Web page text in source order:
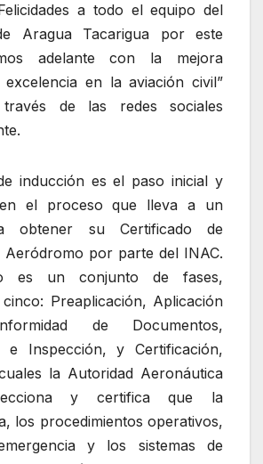
a todo el equipo del
Aragua Tacarigua por este
adelante con la mejora
en la aviación civil”
de las redes sociales
inducción es el paso inicial y
en el proceso que lleva a un
obtener su Certificado de
Aeródromo por parte del INAC.
es un conjunto de fases,
Preaplicación, Aplicación
de Documentos,
e Inspección, y Certificación,
la Autoridad Aeronáutica
y certifica que la
los procedimientos operativos,
y los sistemas de